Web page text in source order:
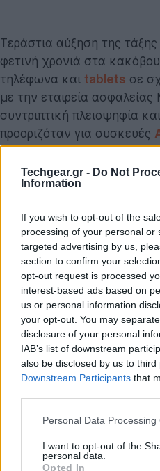
Techgear.gr - Do Not
Information
If you wish to opt-out of the
processing of your personal or
targeted advertising by us,
section to confirm your
opt-out request is processed
interest-based ads based on
us or personal information
your opt-out. You may
disclosure of your personal
IAB’s list of downstream
also be disclosed by us to third
Downstream Participants that
Please note that this website/
not limited to your visit or
grant or deny consent to
Personal Data Processing
I want to opt-out of the
personal data.
Opted In
Τεράστια αύξηση της
φετινή χρονιά στα
τηλέφωνα και tablets σε
με την εταιρεία
συντριπτική πλειοψηφία
προοριζόταν για συσκευές
Μόνο κατά τους
εντόπισε 2.7 εκατομμύρια
mobile συσκευές.
Μεγάλη έκπληξη προκαλεί